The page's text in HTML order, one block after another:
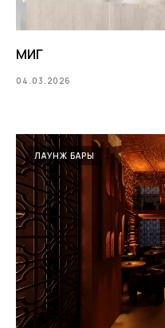
МИГ
04.03.2026
ЛАУНЖ БАРЫ